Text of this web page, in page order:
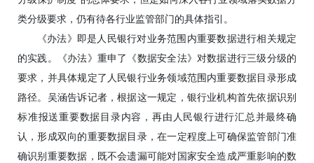
类分级要求，仍有待各行业监管部门的具体指引。
《办法》即是人民银行对业务范围内重要数据进行相关规定
的实践。《办法》重申了《数据安全法》对数据进行三级分级的
要求，并具体规定了人民银行业务领域范围内重要数据目录形成
路径。吴涵告诉记者，根据这一规定，银行业机构首先依据识别
标准报送重要数据目录内容，再由人民银行进行汇总并最终确
认，形成双向的重要数据目录，在一定程度上可确保监管部门准
确识别重要数据，既不会遗漏可能对国家安全造成严重影响的数